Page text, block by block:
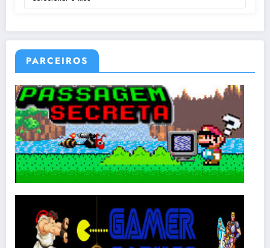
PARCEIROS